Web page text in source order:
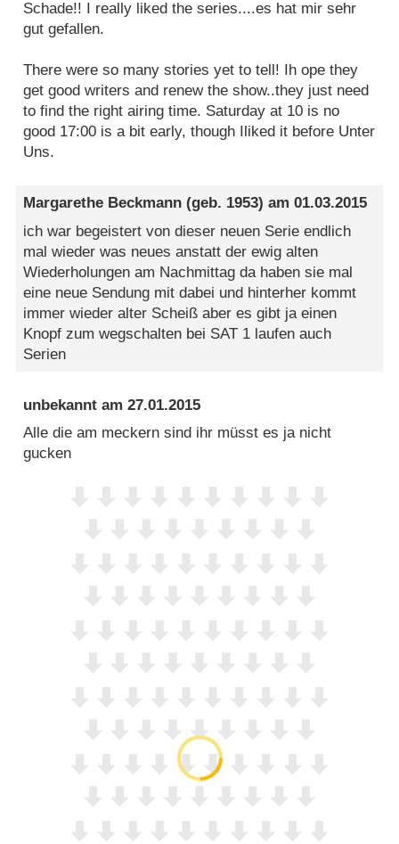
Schade!! I really liked the series....es hat mir sehr
gut gefallen.
There were so many stories yet to tell! Ih ope they
get good writers and renew the show..they just need
to find the right airing time. Saturday at 10 is no
good 17:00 is a bit early, though Iliked it before Unter
Uns.
Margarethe Beckmann (geb. 1953) am01.03.2015
ich war begeistert von dieser neuen Serie endlich
mal wieder was neues anstatt der ewig alten
Wiederholungen am Nachmittag da haben sie mal
eine neue Sendung mit dabei und hinterher kommt
immer wieder alter Scheiß aber es gibt ja einen
Knopf zum wegschalten bei SAT 1 laufen auch
Serien
unbekannt am27.01.2015
Alle die am meckern sind ihr müsst es ja nicht
gucken